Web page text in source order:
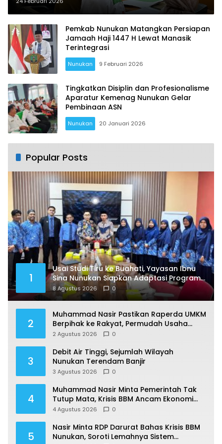
Pemkab Nunukan Matangkan Persiapan
Jamaah Haji 1447 H Lewat Manasik
Terintegrasi
Nunukan 9 Februari 2026
Tingkatkan Disiplin dan Profesionalisme
Aparatur Kemenag Nunukan Gelar
Pembinaan ASN
Nunukan 20 Januari 2026
Popular Posts
1
Usai Studi Tiru ke Buahati, Yayasan Ibnu
Sina Nunukan Siapkan Adaptasi Program
Pendidikan
8 Agustus 2026 0
2
Muhammad Nasir Pastikan Raperda UMKM
Berpihak ke Rakyat, Permudah Usaha
hingga Perluas Pasar
2 Agustus 2026 0
3
Debit Air Tinggi, Sejumlah Wilayah
Nunukan Terendam Banjir
3 Agustus 2026 0
4
Muhammad Nasir Minta Pemerintah Tak
Tutup Mata, Krisis BBM Ancam Ekonomi
Masyarakat Nunukan
4 Agustus 2026 0
5
Nasir Minta RDP Darurat Bahas Krisis BBM
Nunukan, Soroti Lemahnya Sistem